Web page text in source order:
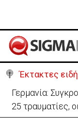
Έκτακτες
Γερμανία:
25 τραυματίες,